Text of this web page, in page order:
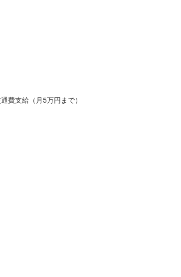
費支給（月5万円まで）